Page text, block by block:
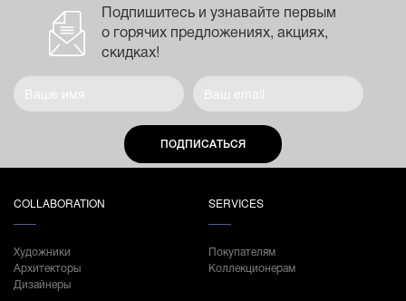
Подпишитесь и узнавайте первым
о горячих предложениях, акциях,
скидках!
ПОДПИСАТЬСЯ
COLLABORATION
Художники
Архитекторы
Дизайнеры
SERVICES
Покупателям
Коллекционерам